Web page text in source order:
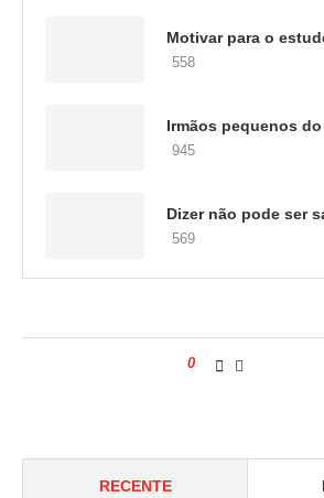
Motivar para o
558
Irmãos pequenos
945
Dizer não pode ser
569
0
RECENTE